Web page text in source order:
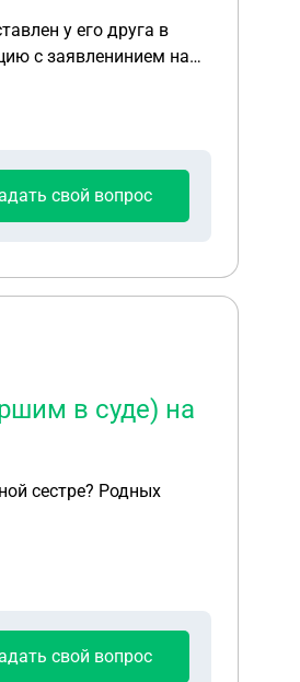
у его друга в
свой вопрос
в суде) на
сестре? Родных
свой вопрос